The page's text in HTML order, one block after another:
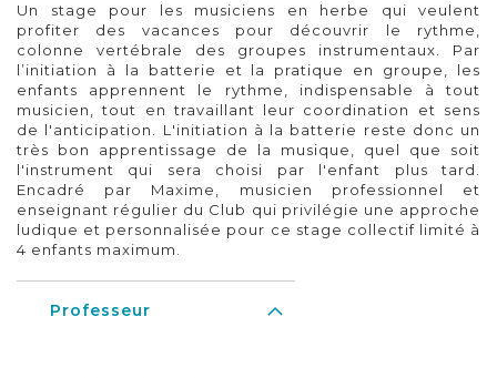
Un stage pour les musiciens en herbe qui veulent
profiter des vacances pour découvrir le rythme,
colonne vertébrale des groupes instrumentaux. Par
l’initiation à la batterie et la pratique en groupe, les
enfants apprennent le rythme, indispensable à tout
musicien, tout en travaillant leur coordination et sens
de l'anticipation. L'initiation à la batterie reste donc un
très bon apprentissage de la musique, quel que soit
l'instrument qui sera choisi par l'enfant plus tard.
Encadré par Maxime, musicien professionnel et
enseignant régulier du Club qui privilégie une approche
ludique et personnalisée pour ce stage collectif limité à
4 enfants maximum.
Professeur